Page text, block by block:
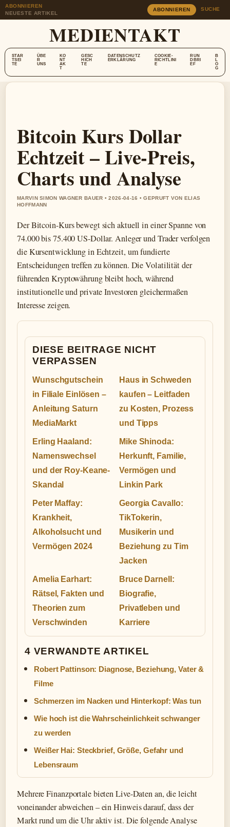
ABONNIEREN
NEUESTE ARTIKEL
ABONNIEREN SUCHE
MEDIENTAKT
STAR
TSEI
TE
ÜBE
R
UNS
KO
NT
AK
T
GESC
HICH
TE
DATENSCHUTZ
ERKLÄRUNG
COOKIE-
RICHTLINI
E
RUN
DBRI
EF
B
L
O
G
Bitcoin Kurs Dollar
Echtzeit – Live-Preis,
Charts und Analyse
MARVIN SIMON WAGNER BAUER • 2026-04-16 • GEPRUFT VON ELIAS
HOFFMANN
Der Bitcoin-Kurs bewegt sich aktuell in einer Spanne von
74.000 bis 75.400 US-Dollar. Anleger und Trader verfolgen
die Kursentwicklung in Echtzeit, um fundierte
Entscheidungen treffen zu können. Die Volatilität der
führenden Kryptowährung bleibt hoch, während
institutionelle und private Investoren gleichermaßen
Interesse zeigen.
DIESE BEITRAGE NICHT
VERPASSEN
Wunschgutschein
in Filiale Einlösen –
Anleitung Saturn
MediaMarkt
Haus in Schweden
kaufen – Leitfaden
zu Kosten, Prozess
und Tipps
Erling Haaland:
Namenswechsel
und der Roy-Keane-
Skandal
Mike Shinoda:
Herkunft, Familie,
Vermögen und
Linkin Park
Peter Maffay:
Krankheit,
Alkoholsucht und
Vermögen 2024
Georgia Cavallo:
TikTokerin,
Musikerin und
Beziehung zu Tim
Jacken
Amelia Earhart:
Rätsel, Fakten und
Theorien zum
Verschwinden
Bruce Darnell:
Biografie,
Privatleben und
Karriere
4 VERWANDTE ARTIKEL
Robert Pattinson: Diagnose, Beziehung, Vater &
Filme
Schmerzen im Nacken und Hinterkopf: Was tun
Wie hoch ist die Wahrscheinlichkeit schwanger
zu werden
Weißer Hai: Steckbrief, Größe, Gefahr und
Lebensraum
Mehrere Finanzportale bieten Live-Daten an, die leicht
voneinander abweichen – ein Hinweis darauf, dass der
Markt rund um die Uhr aktiv ist. Die folgende Analyse